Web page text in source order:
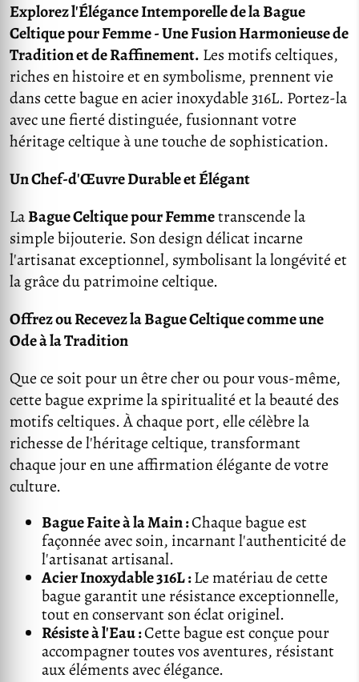
Explorez l'Élégance Intemporelle de la Bague
Celtique pour Femme - Une Fusion Harmonieuse de
Tradition et de Raffinement. Les motifs celtiques,
riches en histoire et en symbolisme, prennent vie
dans cette bague en acier inoxydable 316L. Portez-la
avec une fierté distinguée, fusionnant votre
héritage celtique à une touche de sophistication.
Un Chef-d'Œuvre Durable et Élégant
LaBague Celtique pour Femmetranscende la
simple bijouterie. Son design délicat incarne
l'artisanat exceptionnel, symbolisant la longévité et
la grâce du patrimoine celtique.
Offrez ou Recevez la Bague Celtique comme une
Ode à la Tradition
Que ce soit pour un être cher ou pour vous-même,
cette bague exprime la spiritualité et la beauté des
motifs celtiques. À chaque port, elle célèbre la
richesse de l'héritage celtique, transformant
chaque jour en une affirmation élégante de votre
culture.
Bague Faite à la Main :Chaque bague est
façonnée avec soin, incarnant l'authenticité de
l'artisanat artisanal.
Acier Inoxydable 316L :Le matériau de cette
bague garantit une résistance exceptionnelle,
tout en conservant son éclat originel.
Résiste à l'Eau :Cette bague est conçue pour
accompagner toutes vos aventures, résistant
aux éléments avec élégance.